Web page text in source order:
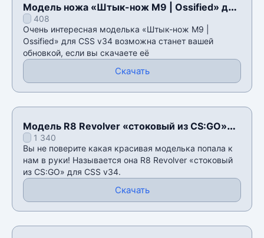
Модель ножа «Штык-нож M9 | Ossified» для
CSS v34
408
Очень интересная моделька «Штык-нож M9 |
Ossified» для CSS v34 возможна станет вашей
обновкой, если вы скачаете её
Скачать
Модель R8 Revolver «стоковый из CS:GO»
для CSS v34
1 340
Вы не поверите какая красивая моделька попала к
нам в руки! Называется она R8 Revolver «стоковый
из CS:GO» для CSS v34.
Скачать